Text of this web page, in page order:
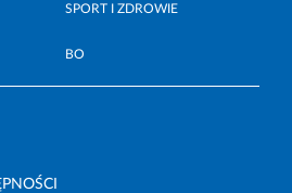
SPORT I ZDROWIE
BO